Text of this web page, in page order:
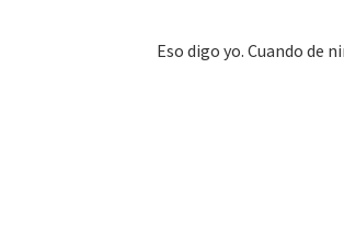
Eso digo yo. Cuando de